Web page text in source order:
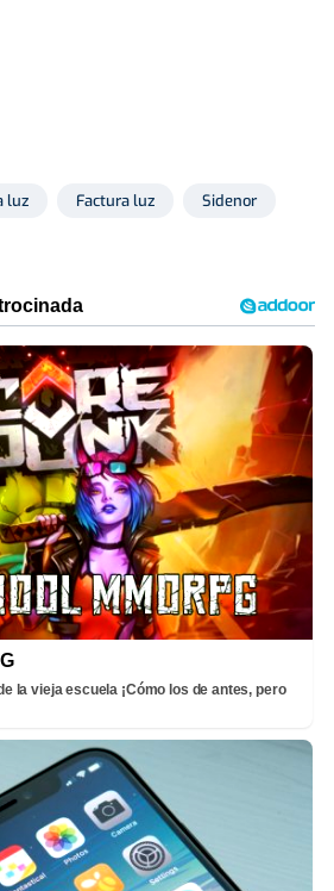
luz Factura luz Sidenor
la vieja escuela ¡Cómo los de antes, pero